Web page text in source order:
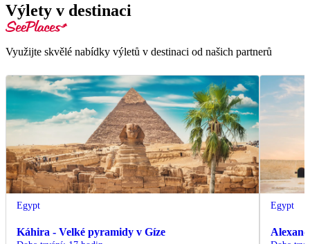
Výlety v destinaci
Využijte skvělé nabídky výletů v destinaci od našich partnerů
Egypt
Káhira - Velké pyramidy v Gíze
Egypt